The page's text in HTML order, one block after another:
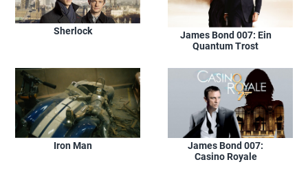
Sherlock
James Bond 007: Ein
Quantum Trost
Iron Man
James Bond 007:
Casino Royale